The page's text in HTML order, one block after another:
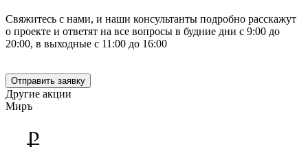
Свяжитесь с нами, и наши консультанты подробно расскажут
о проекте и ответят на все вопросы в будние дни с 9:00 до
20:00, в выходные с 11:00 до 16:00
Отправить заявку
Другие акции
Миръ